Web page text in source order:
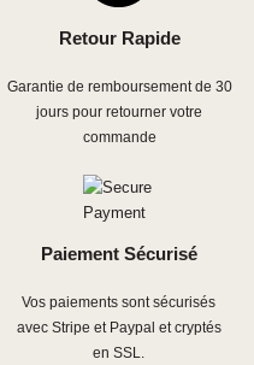
Retour Rapide
Garantie de remboursement de 30
jours pour retourner votre
commande
Paiement Sécurisé
Vos paiements sont sécurisés
avec Stripe et Paypal et cryptés
en SSL.